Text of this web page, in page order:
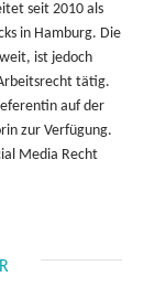
seit 2010 als
in Hamburg. Die
ist jedoch
tätig.
auf der
zur Verfügung.
Media Recht